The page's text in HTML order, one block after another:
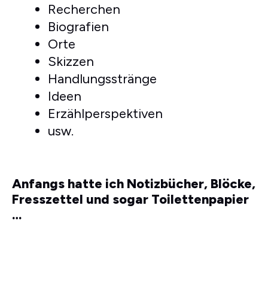
Recherchen
Biografien
Orte
Skizzen
Handlungsstränge
Ideen
Erzählperspektiven
usw.
Anfangs hatte ich Notizbücher, Blöcke,
Fresszettel und sogar Toilettenpapier
…